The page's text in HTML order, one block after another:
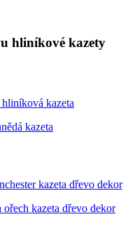
hliníkové kazety